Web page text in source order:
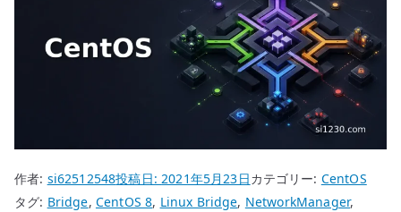
作者: si62512548投稿日:2021年5月23日カテゴリー: CentOS
タグ: Bridge, CentOS 8, Linux Bridge, NetworkManager,